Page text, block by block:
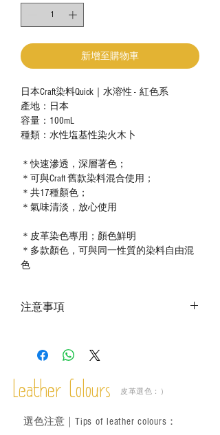
新增至購物車
日本Craft染料Quick｜水溶性 - 紅色系
產地：日本
容量：100mL
種類：水性塩基性染火木卜
＊快速滲透，深層著色；
＊可與Craft 舊款染料混合使用；
＊共17種顏色；
＊氣味清淡，放心使用
＊皮革染色專用；顏色鮮明
＊多款顏色，可與同一性質的染料自由混
色
注意事項
－ 此產品含有細小配件、尖銳物件，恕不
必須由成年人陪同下使用並應小心處理。
Leather Colours 皮革選色：）
選色注意｜ Tips of leather colours ：